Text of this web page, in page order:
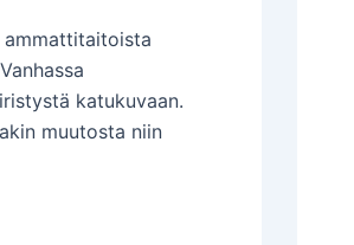
ammattitaitoista
katukuvaan.
muutosta niin